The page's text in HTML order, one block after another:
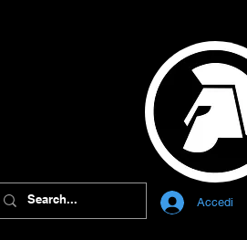
Accedi